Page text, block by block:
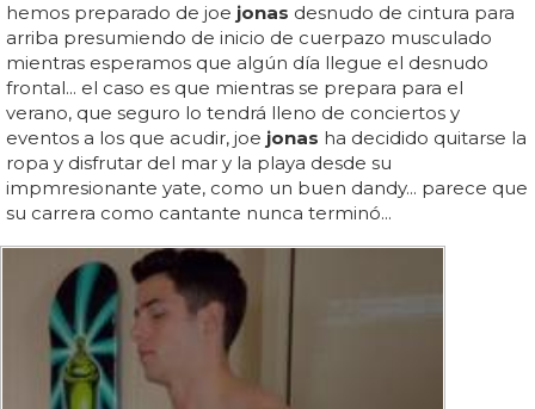
hemos preparado de joe jonas desnudo de cintura para
arriba presumiendo de inicio de cuerpazo musculado
mientras esperamos que algún día llegue el desnudo
frontal... el caso es que mientras se prepara para el
verano, que seguro lo tendrá lleno de conciertos y
eventos a los que acudir, joe jonas ha decidido quitarse la
ropa y disfrutar del mar y la playa desde su
impmresionante yate, como un buen dandy... parece que
su carrera como cantante nunca terminó...